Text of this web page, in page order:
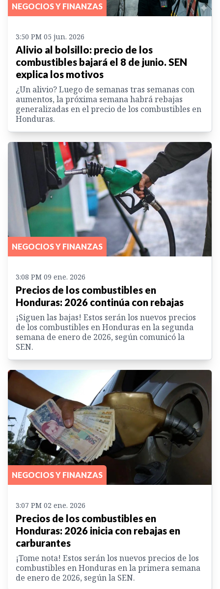
NEGOCIOS Y FINANZAS
3:50 PM 05 jun. 2026
Alivio al bolsillo: precio de los
combustibles bajará el 8 de junio. SEN
explica los motivos
¿Un alivio? Luego de semanas tras semanas con
aumentos, la próxima semana habrá rebajas
generalizadas en el precio de los combustibles en
Honduras.
NEGOCIOS Y FINANZAS
3:08 PM 09 ene. 2026
Precios de los combustibles en
Honduras: 2026 continúa con rebajas
¡Siguen las bajas! Estos serán los nuevos precios
de los combustibles en Honduras en la segunda
semana de enero de 2026, según comunicó la
SEN.
NEGOCIOS Y FINANZAS
3:07 PM 02 ene. 2026
Precios de los combustibles en
Honduras: 2026 inicia con rebajas en
carburantes
¡Tome nota! Estos serán los nuevos precios de los
combustibles en Honduras en la primera semana
de enero de 2026, según la SEN.